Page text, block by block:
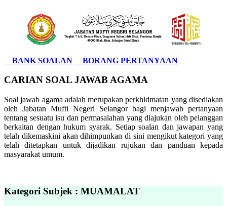
BANK SOALAN BORANG PERTANYAAN
CARIAN SOAL JAWAB AGAMA
Soal jawab agama adalah merupakan perkhidmatan yang disediakan
oleh Jabatan Mufti Negeri Selangor bagi menjawab pertanyaan
tentang sesuatu isu dan permasalahan yang diajukan oleh pelanggan
berkaitan dengan hukum syarak. Setiap soalan dan jawapan yang
telah dikemaskini akan dihimpunkan di sini mengikut kategori yang
telah ditetapkan untuk dijadikan rujukan dan panduan kepada
masyarakat umum.
Kategori Subjek : MUAMALAT